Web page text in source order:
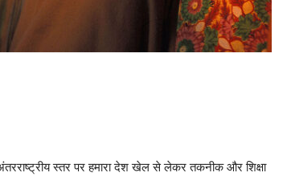
स्तर पर हमारा देश खेल से लेकर तकनीक और शिक्षा